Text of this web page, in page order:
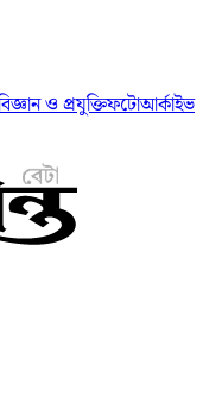
ও প্রযুক্তিফটোআর্কাইভ